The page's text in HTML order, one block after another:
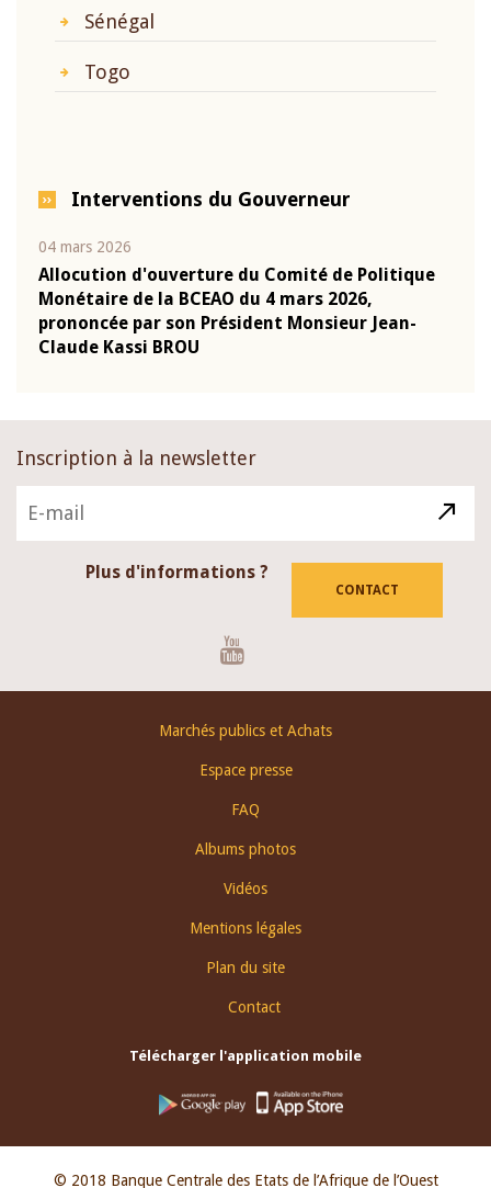
Sénégal
Togo
Interventions du Gouverneur
04 mars 2026
Allocution d'ouverture du Comité de Politique
Monétaire de la BCEAO du 4 mars 2026,
prononcée par son Président Monsieur Jean-
Claude Kassi BROU
Inscription à la newsletter
Plus d'informations ?
CONTACT
Marchés publics et Achats
Espace presse
FAQ
Albums photos
Vidéos
Mentions légales
Plan du site
Contact
Télécharger l'application mobile
© 2018 Banque Centrale des Etats de l’Afrique de l’Ouest